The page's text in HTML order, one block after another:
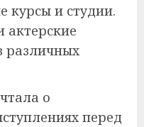
курсы и студии.
актерские
различных
о
перед